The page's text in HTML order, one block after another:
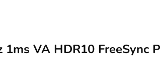
VA HDR10 FreeSync